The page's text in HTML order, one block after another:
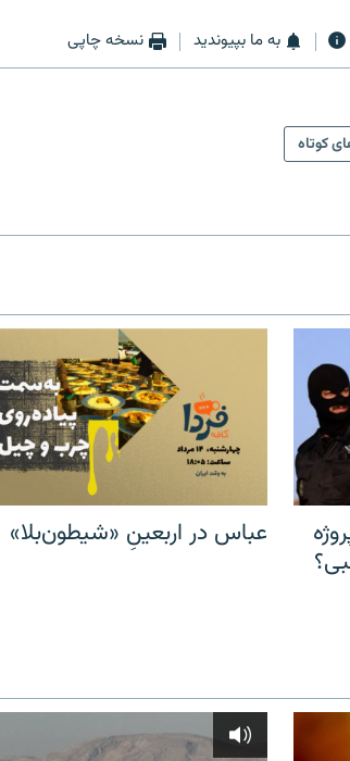
به ما بپیوندید نسخه چاپی
کوتاه
عباس در اربعینِ «شیطون‌بلا»